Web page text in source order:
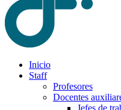
Inicio
Staff
Profesores
Docentes
Jefes de